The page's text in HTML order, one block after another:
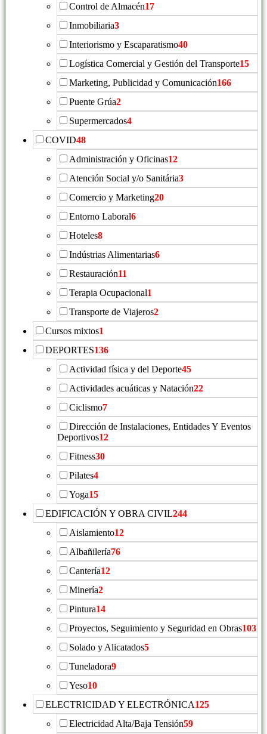
Control de Almacén17
Inmobiliaria3
Interiorismo y Escaparatismo40
Logística Comercial y Gestión del Transporte15
Marketing, Publicidad y Comunicación166
Puente Grúa2
Supermercados4
COVID48
Administración y Oficinas12
Atención Social y/o Sanitária3
Comercio y Marketing20
Entorno Laboral6
Hoteles8
Indústrias Alimentarias6
Restauración11
Terapia Ocupacional1
Transporte de Viajeros2
Cursos mixtos1
DEPORTES136
Actividad física y del Deporte45
Actividades acuáticas y Natación22
Ciclismo7
Dirección de Instalaciones, Entidades Y Eventos
Deportivos12
Fitness30
Pilates4
Yoga15
EDIFICACIÓN Y OBRA CIVIL244
Aislamiento12
Albañilería76
Cantería12
Minería2
Pintura14
Proyectos, Seguimiento y Seguridad en Obras103
Solado y Alicatados5
Tuneladora9
Yeso10
ELECTRICIDAD Y ELECTRÓNICA125
Electricidad Alta/Baja Tensión59